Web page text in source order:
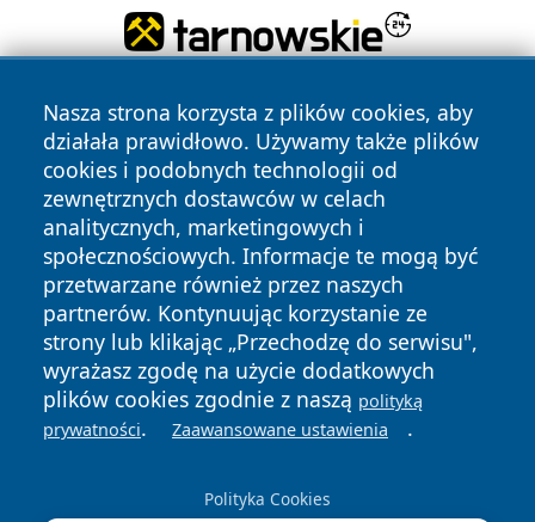
Nasza strona korzysta z plików cookies, aby
działała prawidłowo. Używamy także plików
cookies i podobnych technologii od
zewnętrznych dostawców w celach
analitycznych, marketingowych i
społecznościowych. Informacje te mogą być
przetwarzane również przez naszych
partnerów. Kontynuując korzystanie ze
strony lub klikając „Przechodzę do serwisu",
wyrażasz zgodę na użycie dodatkowych
plików cookies zgodnie z naszą polityką
prywatności. Zaawansowane ustawienia .
Polityka Cookies
Copyright © 2026 oswieciminfo.pl Wszystkie prawa
zastrzeżone.
News Autorzy
Polityka
Prywatności
Polityka
Cookies